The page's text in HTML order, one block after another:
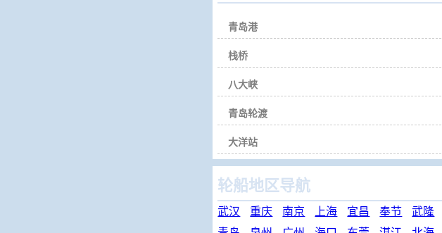
青岛港
栈桥
八大峡
青岛轮渡
大洋站
轮船地区导航
武汉 重庆 南京 上海 宜昌 奉节 武隆